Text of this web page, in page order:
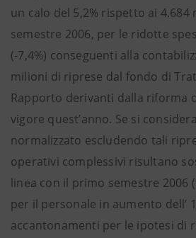
un calo del 5,2% rispetto ai
semestre 2006, per le ridotte
(-7,4%) conseguenti alla
milioni di riprese dal fondo di
Rapporto derivanti dalla riforma
vigore quest’anno. Se si
normalizzato escludendo tali
operativi complessivi risultano
linea con il primo semestre 2006
per il personale in aumento dell’
accantonamenti per le ipotesi di